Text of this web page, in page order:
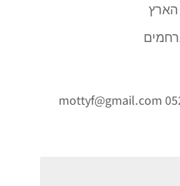
הארץ
mottyf@gmail.com